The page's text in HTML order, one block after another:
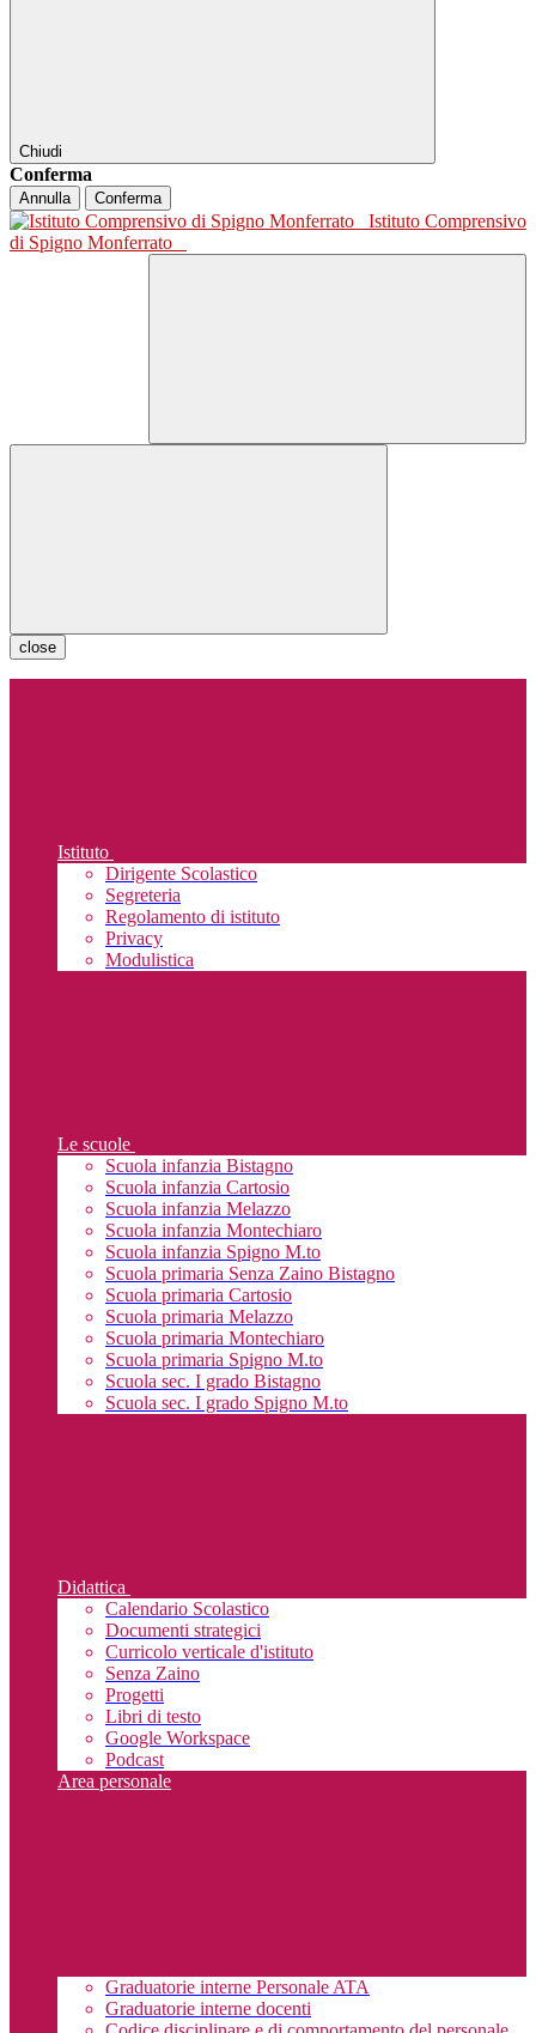
Chiudi
Conferma
Annulla Conferma
Istituto Comprensivo
di Spigno Monferrato
close
Istituto
Dirigente Scolastico
Segreteria
Regolamento di istituto
Privacy
Modulistica
Le scuole
Scuola infanzia Bistagno
Scuola infanzia Cartosio
Scuola infanzia Melazzo
Scuola infanzia Montechiaro
Scuola infanzia Spigno M.to
Scuola primaria Senza Zaino Bistagno
Scuola primaria Cartosio
Scuola primaria Melazzo
Scuola primaria Montechiaro
Scuola primaria Spigno M.to
Scuola sec. I grado Bistagno
Scuola sec. I grado Spigno M.to
Didattica
Calendario Scolastico
Documenti strategici
Curricolo verticale d'istituto
Senza Zaino
Progetti
Libri di testo
Google Workspace
Podcast
Area personale
Graduatorie interne Personale ATA
Graduatorie interne docenti